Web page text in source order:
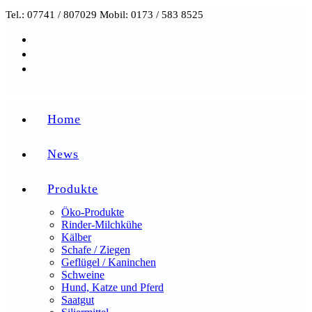
Zum
springen
Tel.: 07741 / 807029 Mobil: 0173 / 583 8525
Home
News
Produkte
Öko-Produkte
Rinder-Milchkühe
Kälber
Schafe / Ziegen
Geflügel / Kaninchen
Schweine
Hund, Katze und Pferd
Saatgut